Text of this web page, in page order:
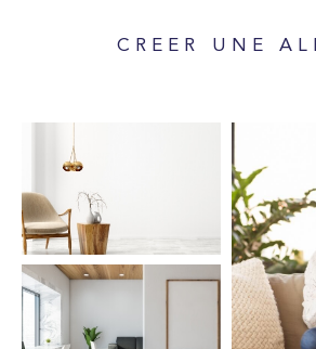
CREER UNE
Pièces
1 3
Localisation